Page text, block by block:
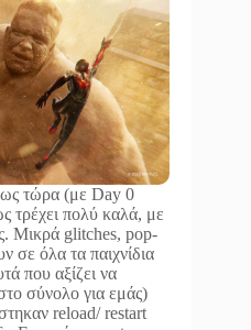
τώρα (με Day 0
τρέχει πολύ καλά, με
Μικρά glitches, pop-
σε όλα τα παιχνίδια
που αξίζει να
σύνολο για εμάς)
reload/ restart